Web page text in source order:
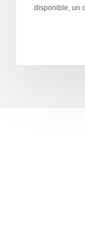
disponible, un